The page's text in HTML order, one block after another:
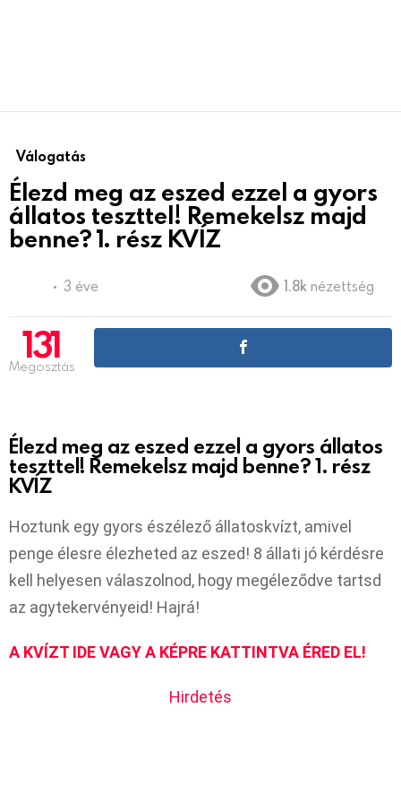
Válogatás
Élezd meg az eszed ezzel a gyors
állatos teszttel! Remekelsz majd
benne? 1. rész KVÍZ
3 éve 1.8k nézettség
131
Megosztás
Élezd meg az eszed ezzel a gyors állatos
teszttel! Remekelsz majd benne? 1. rész
KVÍZ
Hoztunk egy gyors észélező állatoskvízt, amivel
penge élesre élezheted az eszed! 8 állati jó kérdésre
kell helyesen válaszolnod, hogy megéleződve tartsd
az agytekervényeid! Hajrá!
A KVÍZT IDE VAGY A KÉPRE KATTINTVA ÉRED EL!
Hirdetés